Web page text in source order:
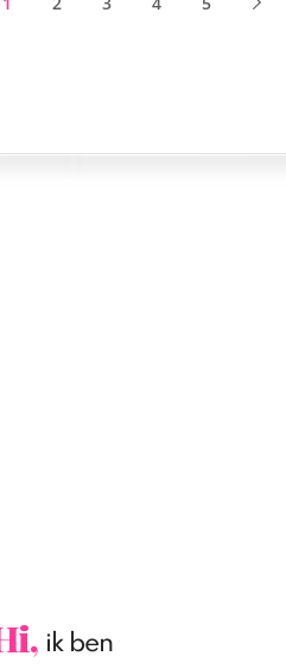
ik ben